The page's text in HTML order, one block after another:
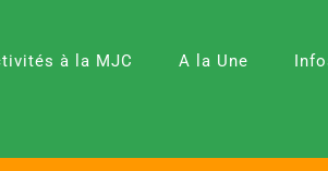
à la MJC A la Une